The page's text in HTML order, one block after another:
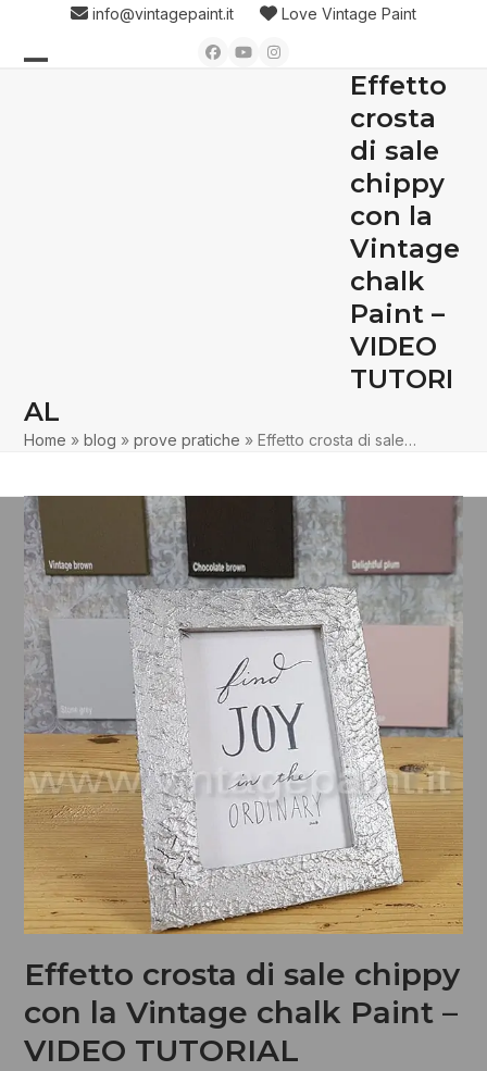
content
info@vintagepaint.it Love Vintage Paint
Facebook
YouTubeInstagram
Effetto
crosta
di sale
chippy
con la
Vintage
chalk
Paint –
VIDEO
TUTORI
AL
Home »blog »prove pratiche »Effetto crosta di sale…
Effetto crosta di sale chippy
con la Vintage chalk Paint –
VIDEO TUTORIAL